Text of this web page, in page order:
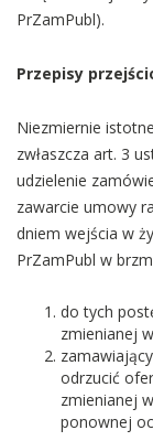
PrZamPubl).
Przepisy
Niezmiernie
zwłaszcza art. 3
udzielenie
zawarcie umowy
dniem wejścia w
PrZamPubl w
do tych
zmienianej
odrzucić
zmienianej
ponownej